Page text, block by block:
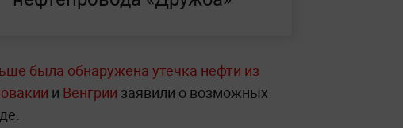
была обнаружена утечка нефти из
и Венгрии заявили о возможных